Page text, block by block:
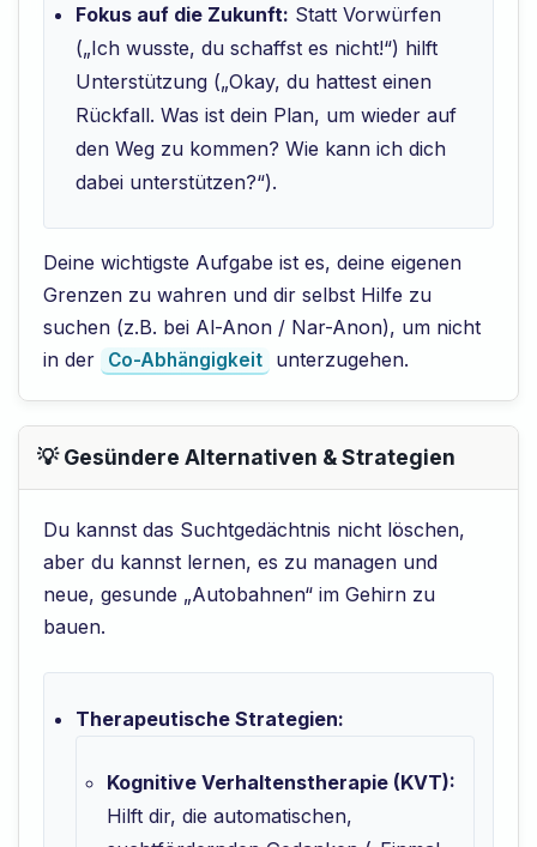
Fokus auf die Zukunft: Statt Vorwürfen
(„Ich wusste, du schaffst es nicht!“) hilft
Unterstützung („Okay, du hattest einen
Rückfall. Was ist dein Plan, um wieder auf
den Weg zu kommen? Wie kann ich dich
dabei unterstützen?“).
Deine wichtigste Aufgabe ist es, deine eigenen
Grenzen zu wahren und dir selbst Hilfe zu
suchen (z.B. bei Al-Anon / Nar-Anon), um nicht
in der
Co-Abhängigkeit unterzugehen.
💡 Gesündere Alternativen & Strategien
Du kannst das Suchtgedächtnis nicht löschen,
aber du kannst lernen, es zu managen und
neue, gesunde „Autobahnen“ im Gehirn zu
bauen.
Therapeutische Strategien:
Kognitive Verhaltenstherapie (KVT):
Hilft dir, die automatischen,